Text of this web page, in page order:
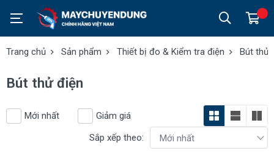
Trang chủ Sản phẩm Thiết bị đo & Kiểm tra điện Bút thử
Bút thử điện
Mới nhất
Giảm giá
Sắp xếp theo: